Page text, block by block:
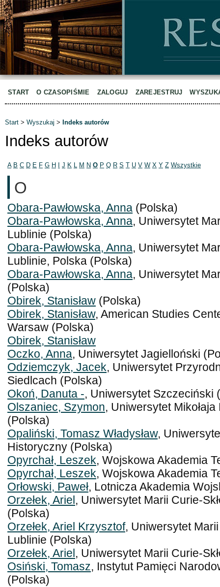
START O CZASOPIŚMIE ZALOGUJ ZAREJESTRUJ
Start > Wyszukaj > Indeks autorów
Indeks autorów
A B C D E F G H J K L M N O P Q R S T U V W X Y Z Wszystkie
O
Obara-Pawłowska, Anna (Polska)
Obara-Pawłowska, Anna, Uniwersytet
Lublinie (Polska)
Obara-Pawłowska, Anna, Uniwersytet
Lublinie, Polska (Polska)
Obara-Pawłowska, Anna, Uniwersytet
(Polska)
Obirek, Stanisław (Polska)
Obirek, Stanisław, American Studies
Warsaw (Polska)
Obirek, Stanisław
Oczko, Anna, Uniwersytet Jagielloński
Odziemczyk, Jacek, Uniwersytet
Siedlcach (Polska)
Okoń, Danuta -, Uniwersytet Szczeciński
Olszaniec, Szymon, Uniwersytet
(Polska)
Opaliński, Tomasz Władysław,
Historyczny (Polska)
Opyrchał, Leszek, Wojskowa Akademia
Opyrchał, Leszek, Wojskowa Akademia
Orłowski, Paweł, Lotnicza Akademia
Orzełek, Ariel , Uniwersytet Marii Curie-
(Polska)
Orzełek, Ariel Krzysztof, Uniwersytet
Lublinie (Polska)
Orzełek, Ariel , Uniwersytet Marii Curie-
Osiński, Tomasz, Instytut Pamięci
(Polska)